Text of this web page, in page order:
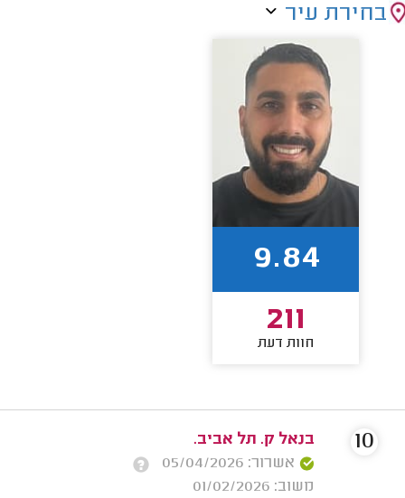
בחירת עיר
9.84
211
חוות דעת
בנאל ק. תל אביב.
אשרור: 05/04/2026
משוב: 01/02/2026
10